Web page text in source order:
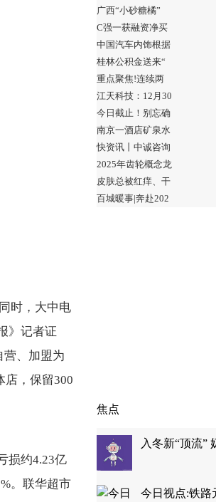
时，大中电
》记者证
营、加盟为
店，保留300
损约4.23亿
。联华超市
广西“小砂糖橘”
C强一获融资净买
中国汽车内饰根据
桂林公积金送来“
重点聚焦!连续两
江天科技：12月30
今日截止！别忘确
南京一酒店矿泉水
快资讯丨中诚咨询
2025年齿轮概念龙
皮肤总被红痒、干
百城暖事|奔赴202
焦点
入冬新“顶流”
今日视点:铁路